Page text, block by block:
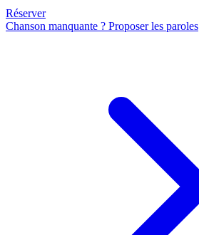
Réserver
Chanson manquante ? Proposer les paroles